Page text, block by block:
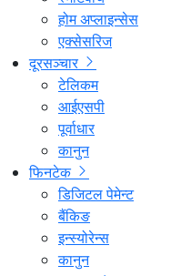
होम अप्लाइन्सेस
एक्सेसरिज
दूरसञ्चार
टेलिकम
आईएसपी
पूर्वाधार
कानुन
फिनटेक
डिजिटल पेमेन्ट
बैंकिङ
इन्स्योरेन्स
कानुन